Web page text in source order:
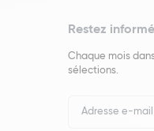
Restez
Chaque mois
sélections.
Newsletter